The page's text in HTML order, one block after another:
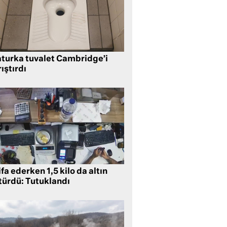
tuvalet Cambridge’i
ederken 1,5 kilo da altın
Tutuklandı